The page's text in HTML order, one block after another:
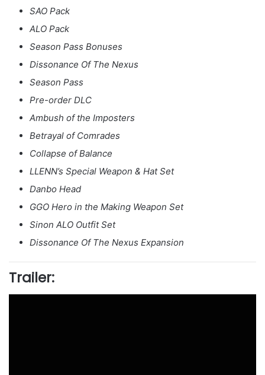
SAO Pack
ALO Pack
Season Pass Bonuses
Dissonance Of The Nexus
Season Pass
Pre-order DLC
Ambush of the Imposters
Betrayal of Comrades
Collapse of Balance
LLENN’s Special Weapon & Hat Set
Danbo Head
GGO Hero in the Making Weapon Set
Sinon ALO Outfit Set
Dissonance Of The Nexus Expansion
Trailer: